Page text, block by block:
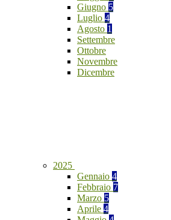
Giugno 5
Luglio 4
Agosto 1
Settembre
Ottobre
Novembre
Dicembre
2025
Gennaio 4
Febbraio 7
Marzo 5
Aprile 4